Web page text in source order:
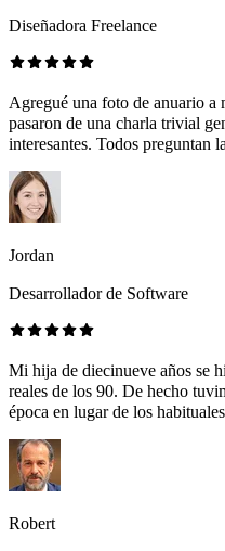
Diseñadora Freelance
Agregué una foto de anuario a
pasaron de una charla trivial
interesantes. Todos preguntan
Jordan
Desarrollador de Software
Mi hija de diecinueve años se
reales de los 90. De hecho
época en lugar de los
Robert